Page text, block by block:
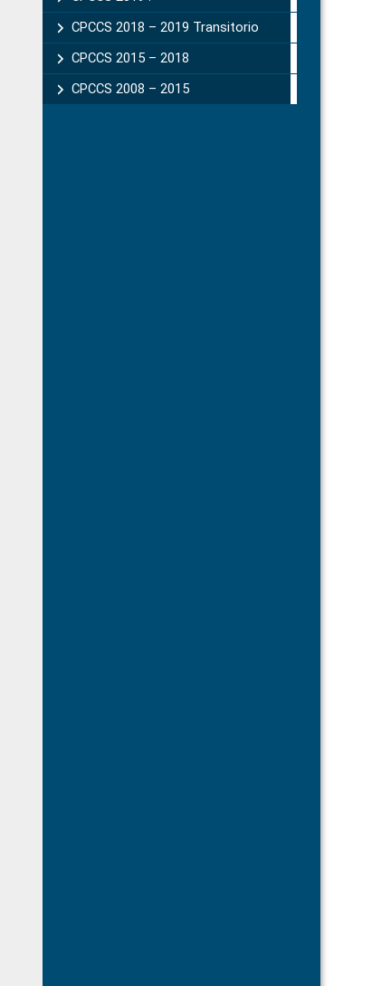
CPCCS 2018 – 2019 Transitorio
CPCCS 2015 – 2018
CPCCS 2008 – 2015